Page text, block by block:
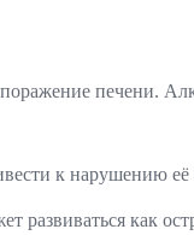
печени.
к нарушению
развиваться как